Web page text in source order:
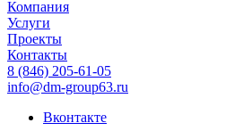
Компания
Услуги
Проекты
Контакты
8 (846) 205-61-05
info@dm-group63.ru
Вконтакте